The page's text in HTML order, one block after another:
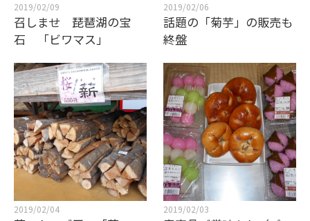
2019/02/09
召しませ 琵琶湖の宝
石 「ビワマス」
2019/02/06
話題の「菊芋」の販売も
終盤
2019/02/04 2019/02/03